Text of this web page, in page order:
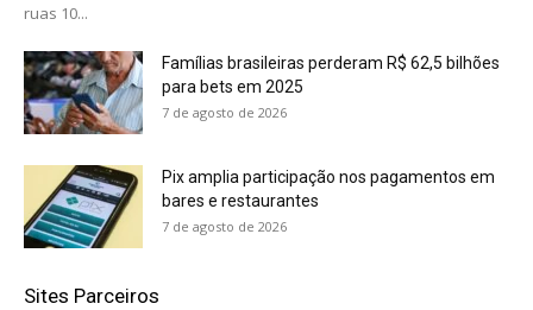
ruas 10...
Famílias brasileiras perderam R$ 62,5 bilhões
para bets em 2025
7 de agosto de 2026
Pix amplia participação nos pagamentos em
bares e restaurantes
7 de agosto de 2026
Sites Parceiros